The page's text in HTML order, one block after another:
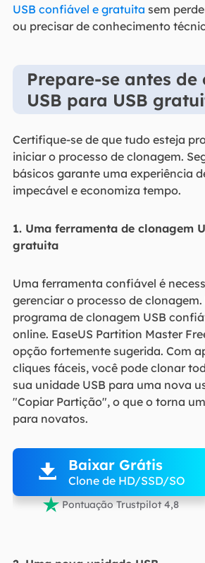
USB confiável e gratuita sem
ou precisar de conhecimento
Prepare-se antes de
USB para USB
Certifique-se de que tudo esteja
iniciar o processo de clonagem.
básicos garante uma experiência
impecável e economiza tempo.
1. Uma ferramenta de clonagem
gratuita
Uma ferramenta confiável é
gerenciar o processo de clonagem.
programa de clonagem USB
online. EaseUS Partition Master
opção fortemente sugerida. Com
cliques fáceis, você pode clonar
sua unidade USB para uma nova
"Copiar Partição", o que o torna
para novatos.

 Baixar Grátis
Clone de HD/SSD/SO
 Pontuação Trustpilot 4,8